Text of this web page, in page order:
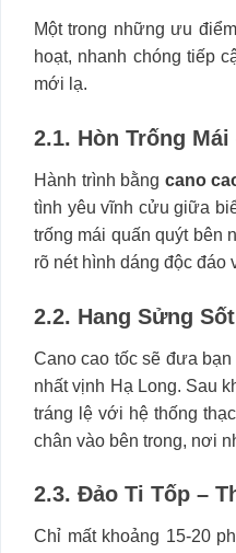
Một trong những ưu
hoạt, nhanh chóng tiếp
mới lạ.
2.1. Hòn Trống
Hành trình bằng cano
tình yêu vĩnh cửu giữa
trống mái quấn quýt bên
rõ nét hình dáng độc đáo
2.2. Hang Sửng
Cano cao tốc sẽ đưa
nhất vịnh Hạ Long. Sau
tráng lệ với hệ thống
chân vào bên trong, nơi
2.3. Đảo Ti Tốp –
Chỉ mất khoảng 15-20